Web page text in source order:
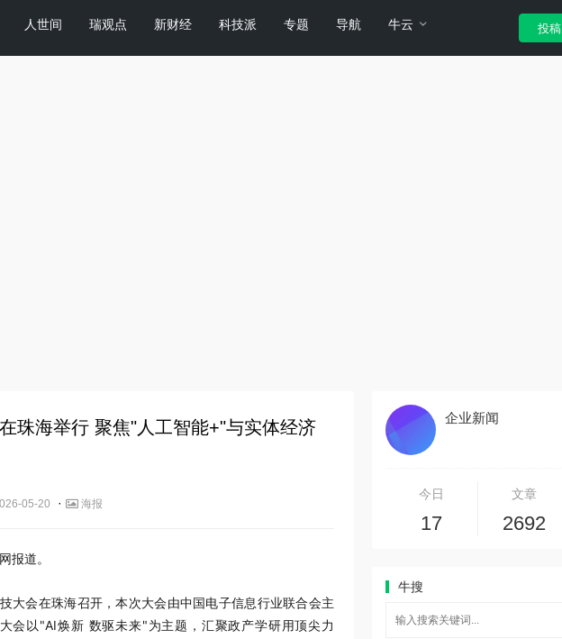
人世间 瑞观点 新财经 科技派 专题 导航 牛云 投稿
珠海举行 聚焦"人工智能+"与实体经济
05-20 · 海报
报道。
大会在珠海召开，本次大会由中国电子信息行业联合会主
会以"AI焕新 数驱未来"为主题，汇聚政产学研用顶尖力
企业新闻
今日
17
文章
2692
牛搜